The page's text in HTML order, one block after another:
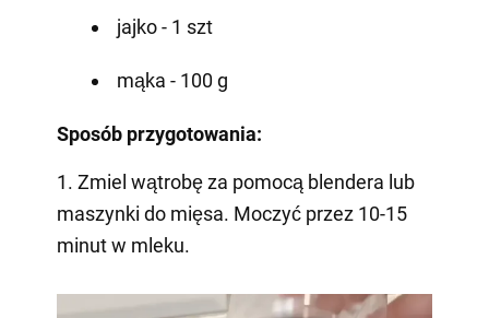
jajko - 1 szt
mąka - 100 g
Sposób przygotowania:
1. Zmiel wątrobę za pomocą blendera lub
maszynki do mięsa. Moczyć przez 10-15
minut w mleku.